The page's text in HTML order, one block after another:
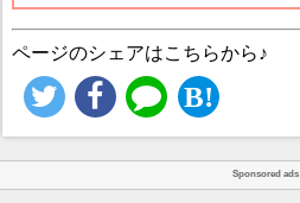
ページのシェアはこちらから♪
Sponsored ads